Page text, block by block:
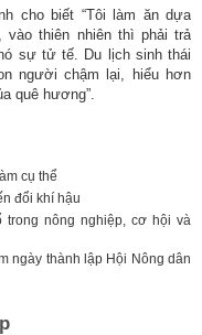
cho biết “Tôi làm ăn dựa
vào thiên nhiên thì phải trả
sự tử tế. Du lịch sinh thái
người chậm lại, hiểu hơn
quê hương”.
cụ thể
đổi khí hậu
trong nông nghiệp, cơ hội và
ngày thành lập Hội Nông dân